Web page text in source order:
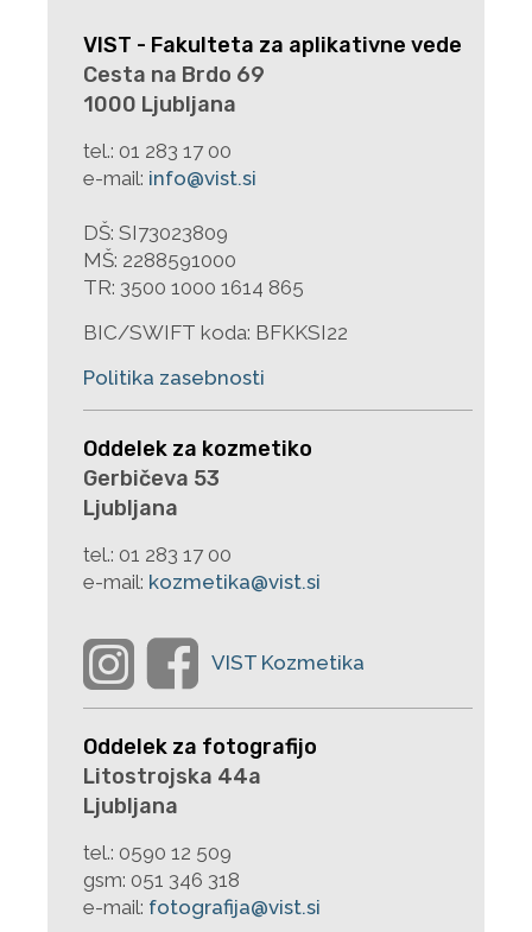
VIST - Fakulteta za aplikativne vede
Cesta na Brdo 69
1000 Ljubljana
tel.: 01 283 17 00
e-mail: info@vist.si
DŠ: SI73023809
MŠ: 2288591000
TR: 3500 1000 1614 865
BIC/SWIFT koda: BFKKSI22
Politika zasebnosti
Oddelek za kozmetiko
Gerbičeva 53
Ljubljana
tel.: 01 283 17 00
e-mail: kozmetika@vist.si
Oddelek za fotografijo
Litostrojska 44a
Ljubljana
tel.: 0590 12 509
gsm: 051 346 318
e-mail: fotografija@vist.si